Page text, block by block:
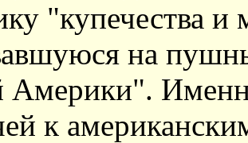
"купечества и
на
Америки".
к